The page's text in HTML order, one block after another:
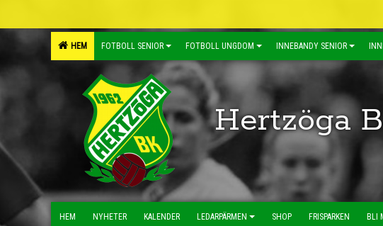
HEM FOTBOLL SENIOR FOTBOLL UNGDOM INNEBANDY SENIOR
Hertzöga
HEM NYHETER KALENDER LEDARPÄRMEN SHOP FRISPARKEN BLI